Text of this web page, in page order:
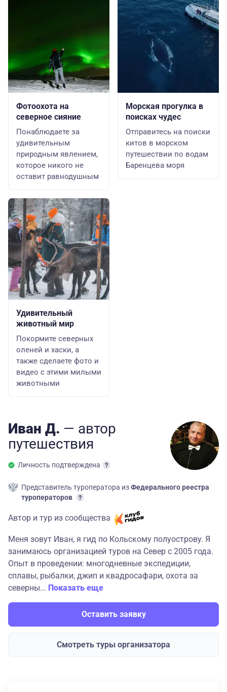
Фотоохота на
северное сияние
Понаблюдаете за
удивительным
природным явлением,
которое никого не
оставит равнодушным
Удивительный
животный мир
Покормите северных
оленей и хаски, а
также сделаете фото и
видео с этими милыми
животными
Морская прогулка в
поисках чудес
Отправитесь на поиски
китов в морском
путешествии по водам
Баренцева моря
Иван Д. — автор
путешествия
Личность подтверждена
Представитель туроператора изФедерального реестра
туроператоров
Автор и тур из сообщества
Меня зовут Иван, я гид по Кольскому полуострову. Я
занимаюсь организацией туров на Север с 2005 года.
Опыт в проведении: многодневные экспедиции,
сплавы, рыбалки, джип и квадросафари, охота за
северны... Показать еще
Оставить заявку
Смотреть туры организатора